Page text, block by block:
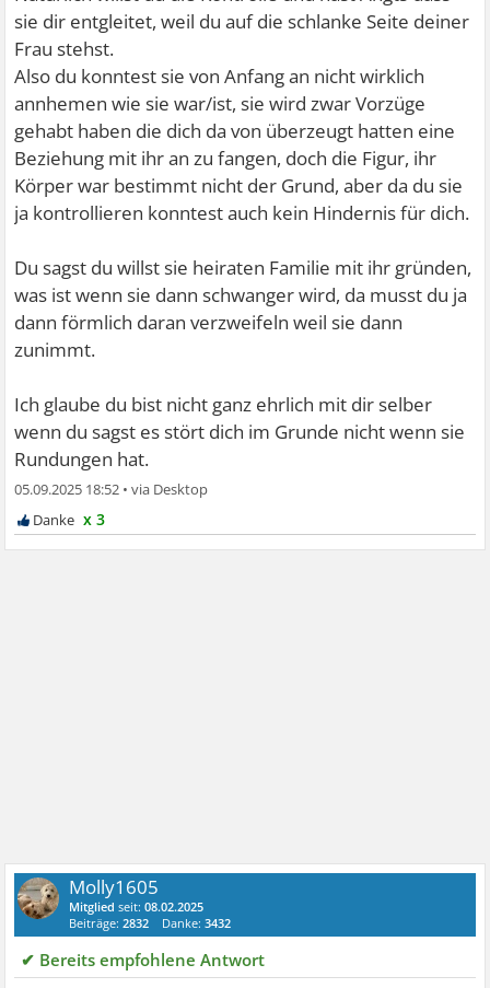
sie dir entgleitet, weil du auf die schlanke Seite deiner
Frau stehst.
Also du konntest sie von Anfang an nicht wirklich
annhemen wie sie war/ist, sie wird zwar Vorzüge
gehabt haben die dich da von überzeugt hatten eine
Beziehung mit ihr an zu fangen, doch die Figur, ihr
Körper war bestimmt nicht der Grund, aber da du sie
ja kontrollieren konntest auch kein Hindernis für dich.
Du sagst du willst sie heiraten Familie mit ihr gründen,
was ist wenn sie dann schwanger wird, da musst du ja
dann förmlich daran verzweifeln weil sie dann
zunimmt.
Ich glaube du bist nicht ganz ehrlich mit dir selber
wenn du sagst es stört dich im Grunde nicht wenn sie
Rundungen hat.
05.09.2025 18:52 •
x 3
Molly1605
Mitglied seit:08.02.2025
Beiträge:2832 Danke:3432
✔ Bereits empfohlene Antwort